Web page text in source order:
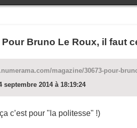
Pour Bruno Le Roux, il faut
magazine/30673-pour-
septembre 2014 à 18:19:24
c’est pour "la politesse" !)